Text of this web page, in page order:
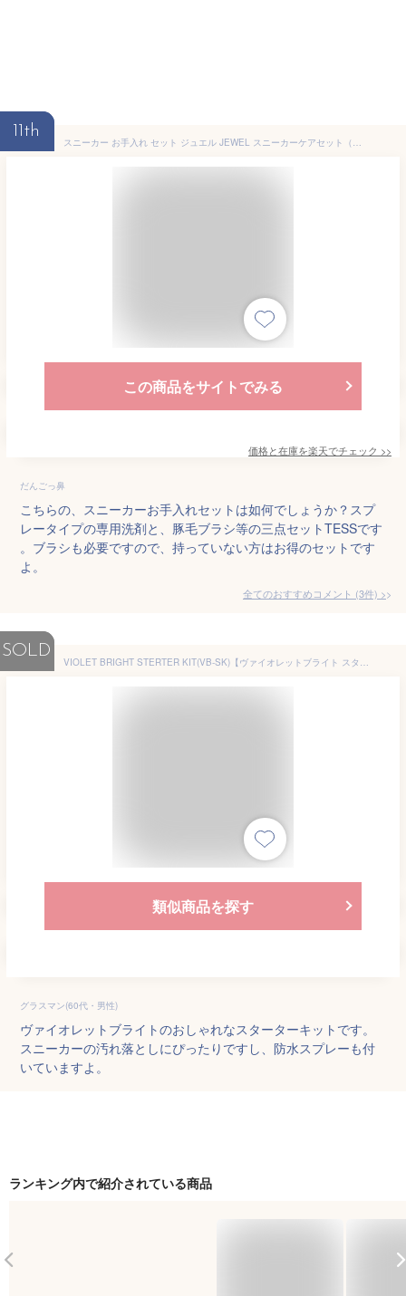
11th
スニーカー お手入れ セット ジュエル JEWEL スニーカーケアセット（ブリン靴用 防水スプレー・靴 ブラシ 豚毛・クリーナー スニーカー用 消しゴム スエード汚れ落とし3点入り）スニーカー スエード靴 シューケアセット 靴磨きセット シューズケア WEB限定
この商品をサイトでみる
価格と在庫を楽天でチェック >>
だんごっ鼻
こちらの、スニーカーお手入れセットは如何でしょうか？スプ
レータイプの専用洗剤と、豚毛ブラシ等の三点セットTESSです
。ブラシも必要ですので、持っていない方はお得のセットです
よ。
全てのおすすめコメント (3件) >
SOLD
VIOLET BRIGHT STERTER KIT(VB-SK)【ヴァイオレットブライト スターターキット】【ソール】【防水スプレー】【スニーカー】【日焼け対策】【汚れ落とし】【シューケア】【【adidas】【スーパースター】【VIOLETBRIGHT】
類似商品を探す
グラスマン(60代・男性)
ヴァイオレットブライトのおしゃれなスターターキットです。
スニーカーの汚れ落としにぴったりですし、防水スプレーも付
いていますよ。
ランキング内で紹介されている商品